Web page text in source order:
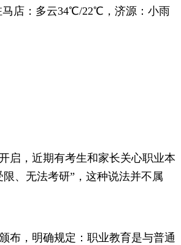
店：多云34℃/22℃，济源：小雨
启，近期有考生和家长关心职业本
、无法考研”，这种说法并不属
布，明确规定：职业教育是与普通